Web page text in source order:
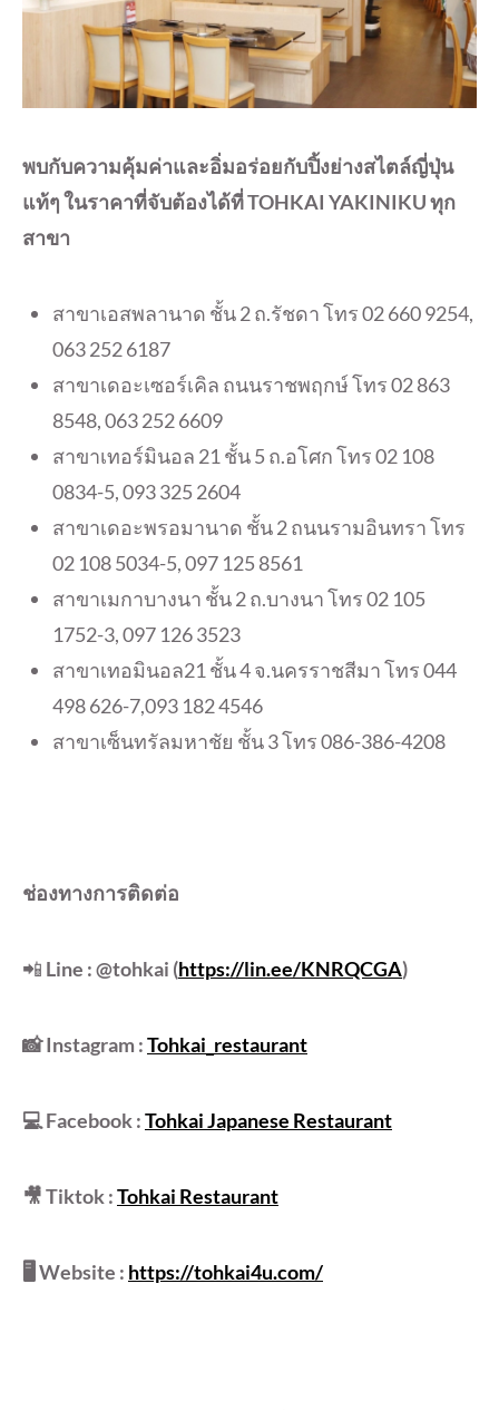
พบกับความคุ้มค่าและอิ่มอร่อยกับปิ้งย่างสไตล์ญี่ปุ่น
แท้ๆ ในราคาที่จับต้องได้ที่TOHKAI YAKINIKU ทุก
สาขา
สาขาเอสพลานาด ชั้น 2 ถ.รัชดา โทร 02 660 9254,
063 252 6187
สาขาเดอะเซอร์เคิล ถนนราชพฤกษ์ โทร 02 863
8548, 063 252 6609
สาขาเทอร์มินอล 21 ชั้น 5 ถ.อโศก โทร 02 108
0834-5, 093 325 2604
สาขาเดอะพรอมานาด ชั้น 2 ถนนรามอินทรา โทร
02 108 5034-5, 097 125 8561
สาขาเมกาบางนา ชั้น 2 ถ.บางนา โทร 02 105
1752-3, 097 126 3523
สาขาเทอมินอล21 ชั้น 4 จ.นครราชสีมา โทร 044
498 626-7,093 182 4546
สาขาเซ็นทรัลมหาชัย ชั้น 3 โทร 086-386-4208
ช่องทางการติดต่อ
📲 Line : @tohkai (https://lin.ee/KNRQCGA)
📸 Instagram :Tohkai_restaurant
💻 Facebook :Tohkai Japanese Restaurant
🎥 Tiktok :Tohkai Restaurant
🖥 Website : https://tohkai4u.com/